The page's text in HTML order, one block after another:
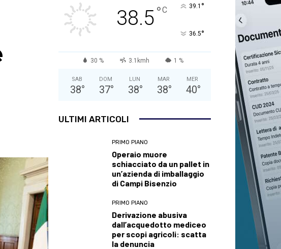
38.5°C 39.1 °
36.5°
30 % 3.1kmh 1 %
SAB
38°
DOM
37°
LUN
38°
MAR
38°
MER
40°
ULTIMI ARTICOLI
PRIMO PIANO
Operaio muore
schiacciato da un pallet in
un’azienda di imballaggio
di Campi Bisenzio
PRIMO PIANO
Derivazione abusiva
dall’acquedotto mediceo
per scopi agricoli: scatta
la denuncia